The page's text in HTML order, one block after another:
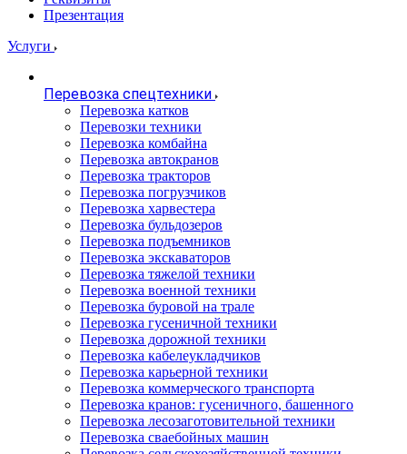
Презентация
Услуги
Перевозка спецтехники
Перевозка катков
Перевозки техники
Перевозка комбайна
Перевозка автокранов
Перевозка тракторов
Перевозка погрузчиков
Перевозка харвестера
Перевозка бульдозеров
Перевозка подъемников
Перевозка экскаваторов
Перевозка тяжелой техники
Перевозка военной техники
Перевозка буровой на трале
Перевозка гусеничной техники
Перевозка дорожной техники
Перевозка кабелеукладчиков
Перевозка карьерной техники
Перевозка коммерческого транспорта
Перевозка кранов: гусеничного, башенного
Перевозка лесозаготовительной техники
Перевозка сваебойных машин